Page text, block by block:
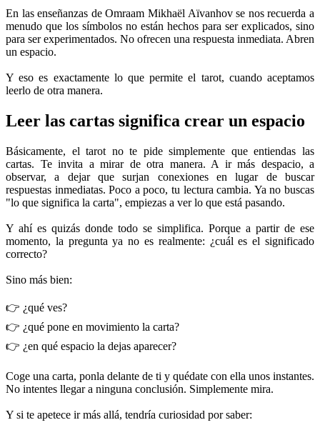
En las enseñanzas de Omraam Mikhaël Aïvanhov se nos recuerda a
menudo que los símbolos no están hechos para ser explicados, sino
para ser experimentados. No ofrecen una respuesta inmediata. Abren
un espacio.
Y eso es exactamente lo que permite el tarot, cuando aceptamos
leerlo de otra manera.
Leer las cartas significa crear un espacio
Básicamente, el tarot no te pide simplemente que entiendas las
cartas. Te invita a mirar de otra manera. A ir más despacio, a
observar, a dejar que surjan conexiones en lugar de buscar
respuestas inmediatas. Poco a poco, tu lectura cambia. Ya no buscas
"lo que significa la carta", empiezas a ver lo que está pasando.
Y ahí es quizás donde todo se simplifica. Porque a partir de ese
momento, la pregunta ya no es realmente: ¿cuál es el significado
correcto?
Sino más bien:
👉 ¿qué ves?
👉 ¿qué pone en movimiento la carta?
👉 ¿en qué espacio la dejas aparecer?
Coge una carta, ponla delante de ti y quédate con ella unos instantes.
No intentes llegar a ninguna conclusión. Simplemente mira.
Y si te apetece ir más allá, tendría curiosidad por saber: